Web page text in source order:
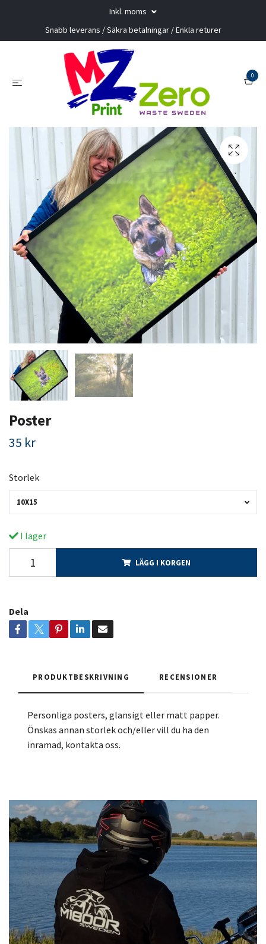
Inkl. moms
Snabb leverans / Säkra betalningar / Enkla returer
0
Poster
35 kr
Storlek
10X15
I lager
LÄGG I KORGEN
Dela
PRODUKTBESKRIVNING RECENSIONER
Personliga posters, glansigt eller matt papper.
Önskas annan storlek och/eller vill du ha den
inramad, kontakta oss.